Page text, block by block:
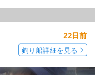
22日前
釣り船詳細を見る